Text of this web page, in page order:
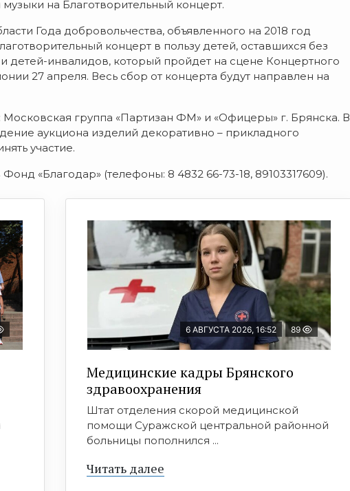
на Благотворительный концерт.
Года добровольчества, объявленного на 2018 год
концерт в пользу детей, оставшихся без
детей-инвалидов, который пройдет на сцене Концертного
27 апреля. Весь сбор от концерта будут направлен на
группа «Партизан ФМ» и «Офицеры» г. Брянска. В
аукциона изделий декоративно – прикладного
участие.
«Благодар» (телефоны: 8 4832 66-73-18, 89103317609).
6 АВГУСТА 2026, 16:52 89
Медицинские кадры Брянского
здравоохранения
Штат отделения скорой медицинской
помощи Суражской центральной районной
больницы пополнился ...
Читать далее